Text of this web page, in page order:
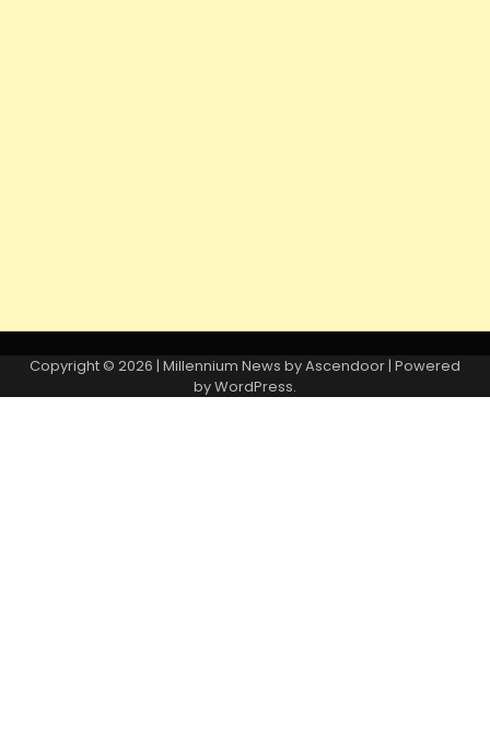
Copyright © 2026 | Millennium News byAscendoor| Powered
byWordPress.